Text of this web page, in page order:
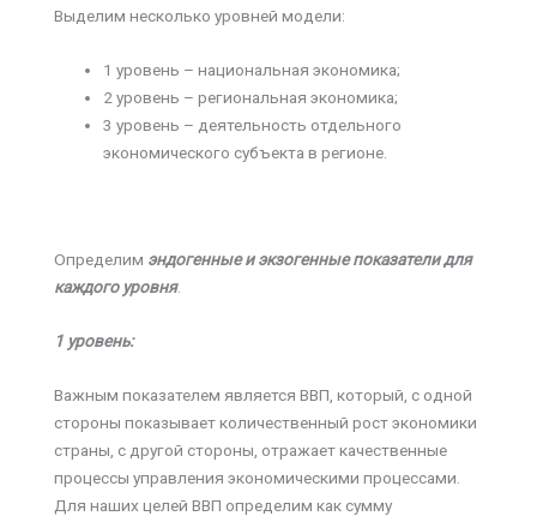
Выделим несколько уровней модели:
1 уровень – национальная экономика;
2 уровень – региональная экономика;
3 уровень – деятельность отдельного
экономического субъекта в регионе.
Определим эндогенные и экзогенные показатели для
каждого уровня.
1 уровень:
Важным показателем является ВВП, который, с одной
стороны показывает количественный рост экономики
страны, с другой стороны, отражает качественные
процессы управления экономическими процессами.
Для наших целей ВВП определим как сумму